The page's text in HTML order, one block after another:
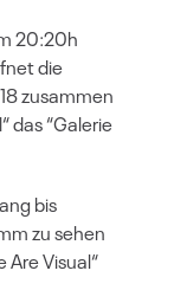
20:20h
die
zusammen
das “Galerie
bis
zu sehen
Are Visual“